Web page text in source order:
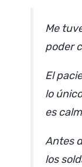
Me
poder
El
lo
es
Antes
los